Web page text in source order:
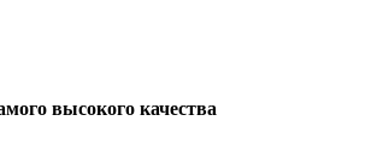
высокого качества